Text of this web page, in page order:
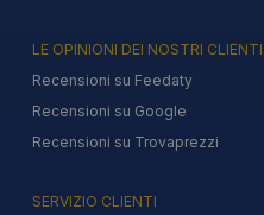
LE OPINIONI DEI NOSTRI CLIENTI
Recensioni su Feedaty
Recensioni su Google
Recensioni su Trovaprezzi
SERVIZIO CLIENTI